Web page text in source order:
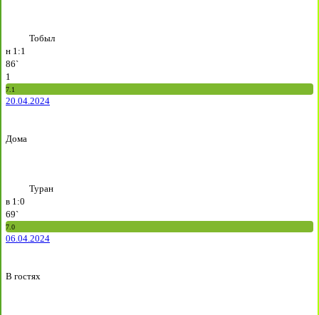
Тобыл
н 1:1
86`
1
7.1
20.04.2024
Дома
Туран
в 1:0
69`
7.0
06.04.2024
В гостях